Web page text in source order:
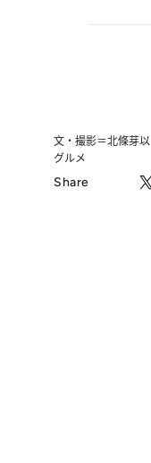
文・撮影＝北條芽以
グルメ
Share